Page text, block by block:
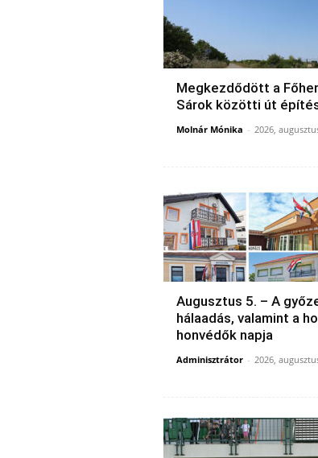
Megkezdődött a
Sárok közötti út
Molnár Mónika - 2026,
Augusztus 5. – A
hálaadás, valamint a
honvédők napja
Adminisztrátor - 2026,